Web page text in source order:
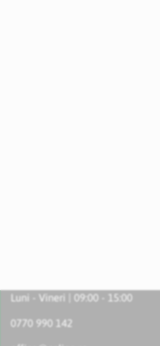
Luni - Vineri | 09:00 - 15:00
0770 990 142